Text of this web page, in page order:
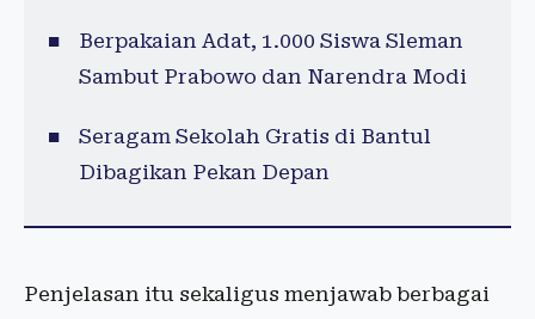
Berpakaian Adat, 1.000 Siswa Sleman
Sambut Prabowo dan Narendra Modi
Seragam Sekolah Gratis di Bantul
Dibagikan Pekan Depan
Penjelasan itu sekaligus menjawab berbagai